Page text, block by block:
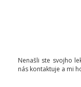
Nenašli ste svojho
nás kontaktuje a mi